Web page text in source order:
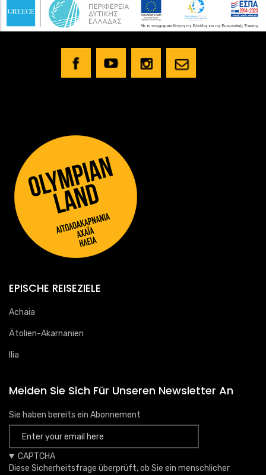
EPISCHE REISEZIELE
Achaia
Ätolien-Akarnanien
Ilia
Melden Sie Sich Für Unseren Newsletter An
Sie haben bereits ein Abonnement
CAPTCHA
Diese Sicherheitsfrage überprüft, ob Sie ein menschlicher